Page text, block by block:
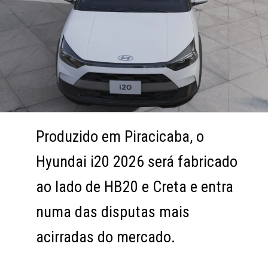
Produzido em Piracicaba, o
Hyundai i20 2026 será fabricado
ao lado de HB20 e Creta e entra
numa das disputas mais
acirradas do mercado.
Produzido em Piracicaba, o
Hyundai i20 2026 será fabricado
ao lado de HB20 e Creta e entra
numa das disputas mais
acirradas do mercado.